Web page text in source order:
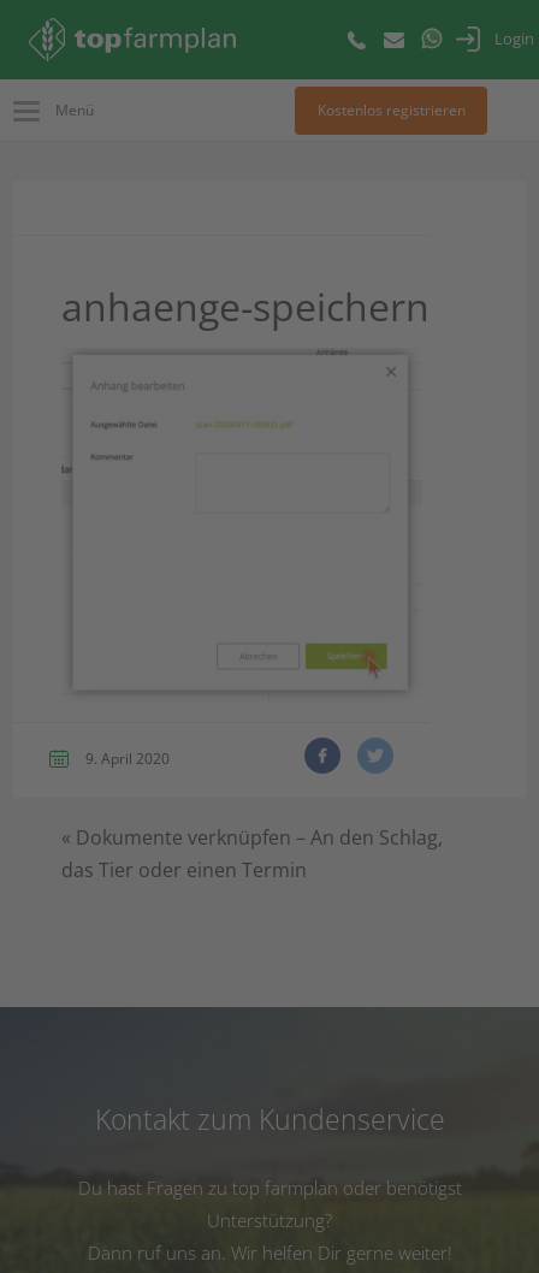
Login
Menü Kostenlos registrieren
anhaenge-speichern
9. April 2020
« Dokumente verknüpfen – An den Schlag,
das Tier oder einen Termin
Kontakt zum Kundenservice
Du hast Fragen zu top farmplan oder benötigst
Unterstützung?
Dann ruf uns an. Wir helfen Dir gerne weiter!